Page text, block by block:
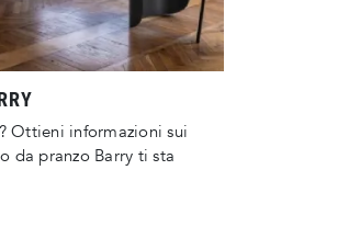
Ottieni informazioni sui
da pranzo Barry ti sta